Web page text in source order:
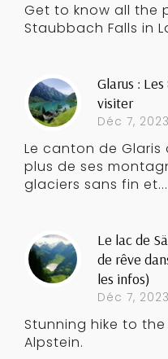
Get to know all the
Staubbach Falls in
Glarus :
visiter
Déc 7, 2023
Le canton de
plus de ses
glaciers sans fin et...
Le lac de
de rêve
les infos)
Déc 7, 2023
Stunning hike to
Alpstein.